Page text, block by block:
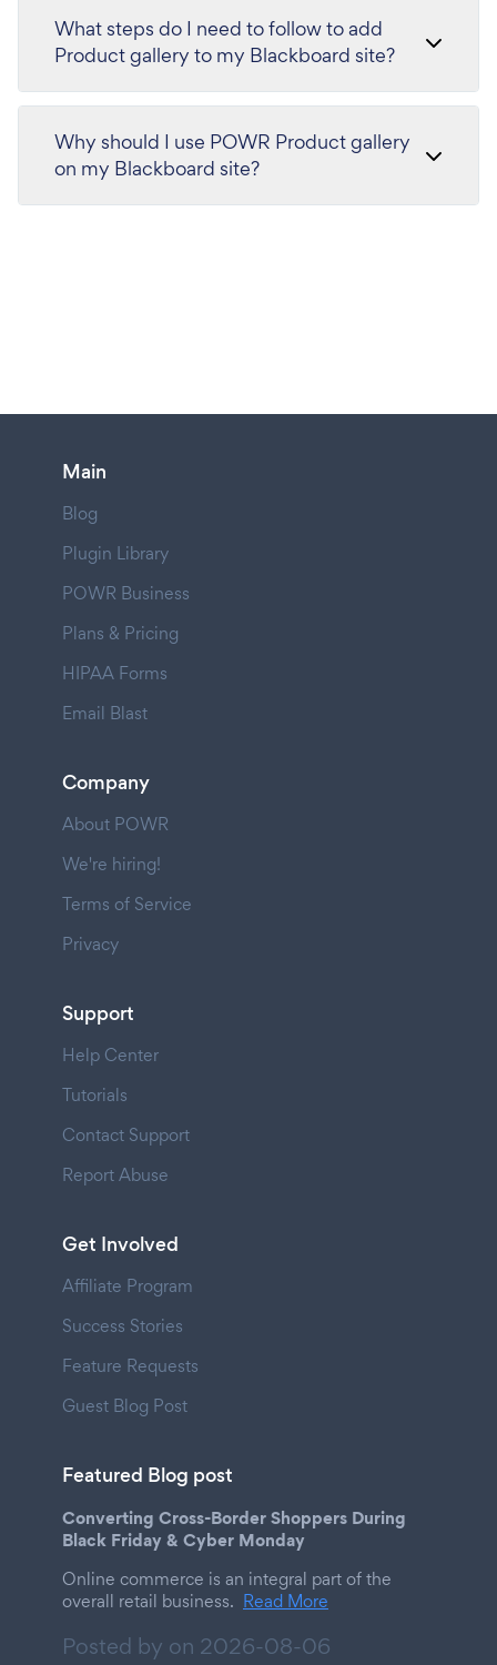
What steps do I need to follow to add
Product gallery to my Blackboard site?
Why should I use POWR Product gallery
on my Blackboard site?
Main
Blog
Plugin Library
POWR Business
Plans & Pricing
HIPAA Forms
Email Blast
Company
About POWR
We're hiring!
Terms of Service
Privacy
Support
Help Center
Tutorials
Contact Support
Report Abuse
Get Involved
Affiliate Program
Success Stories
Feature Requests
Guest Blog Post
Featured Blog post
Converting Cross-Border Shoppers During
Black Friday & Cyber Monday
Online commerce is an integral part of the
overall retail business. Read More
Posted by on 2026-08-06